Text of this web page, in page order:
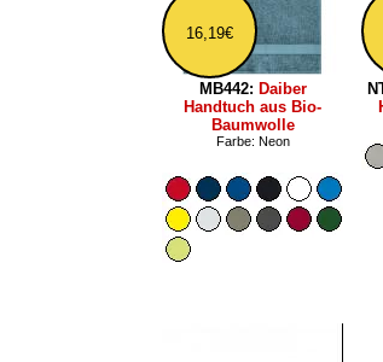
16,19€
MB442: Daiber
Handtuch aus Bio-
Baumwolle
Farbe: Neon